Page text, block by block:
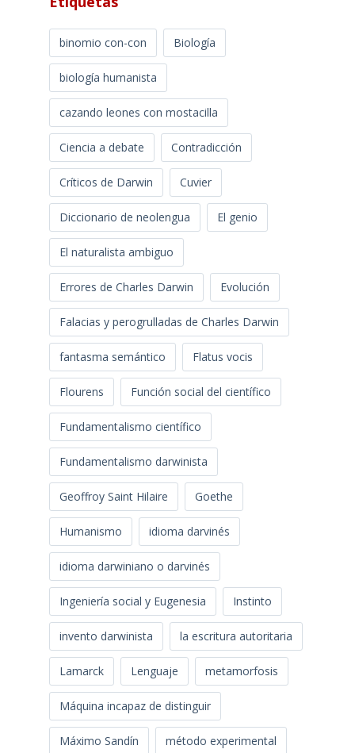
binomio con-con Biología
biología humanista
cazando leones con mostacilla
Ciencia a debate Contradicción
Críticos de Darwin Cuvier
Diccionario de neolengua El genio
El naturalista ambiguo
Errores de Charles Darwin Evolución
Falacias y perogrulladas de Charles Darwin
fantasma semántico Flatus vocis
Flourens Función social del científico
Fundamentalismo científico
Fundamentalismo darwinista
Geoffroy Saint Hilaire Goethe
Humanismo idioma darvinés
idioma darwiniano o darvinés
Ingeniería social y Eugenesia Instinto
invento darwinista la escritura autoritaria
Lamarck Lenguaje metamorfosis
Máquina incapaz de distinguir
Máximo Sandín método experimental